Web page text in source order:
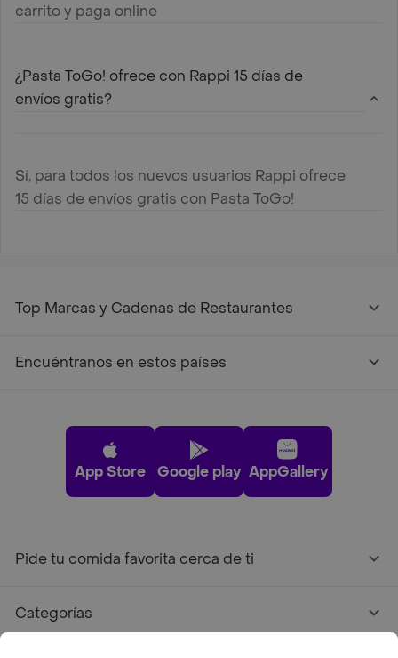
carrito y paga online
¿Pasta ToGo! ofrece con Rappi 15 días de
envíos gratis?
Sí, para todos los nuevos usuarios Rappi ofrece
15 días de envíos gratis con Pasta ToGo!
Top Marcas y Cadenas de Restaurantes
Encuéntranos en estos países
App Store Google play AppGallery
Pide tu comida favorita cerca de ti
Categorías